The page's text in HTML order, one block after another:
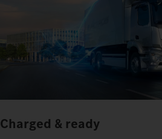
Charged & ready